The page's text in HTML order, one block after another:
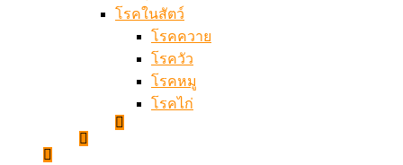
โรคในสัตว์
โรคควาย
โรควัว
โรคหมู
โรคไก่